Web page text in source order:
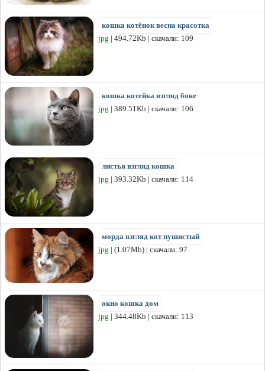
кошка котёнок весна красотка
jpg | 494.72Kb | скачали: 109
кошка котейка взгляд боке
jpg | 389.51Kb | скачали: 106
листья взгляд кошка
jpg | 393.32Kb | скачали: 114
морда взгляд кот пушистый
jpg | (1.07Mb) | скачали: 97
окно кошка дом
jpg | 344.48Kb | скачали: 113